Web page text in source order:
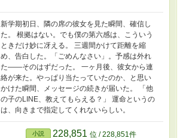
新学期初日、隣の席の彼女を見た瞬間、確信し
た。 根拠はない。でも僕の第六感は、こういう
ときだけ妙に冴える。 三週間かけて距離を縮
め、告白した。「ごめんなさい」。予感は外れ
た——そのはずだった。 一ヶ月後、彼女から連
絡が来た。やっぱり当たっていたのか、と思い
かけた瞬間、メッセージの続きが届いた。 「他
の子のLINE、教えてもらえる？」 運命というの
は、向きまで指定してくれないらしい。
小説 228,851 位 / 228,851件